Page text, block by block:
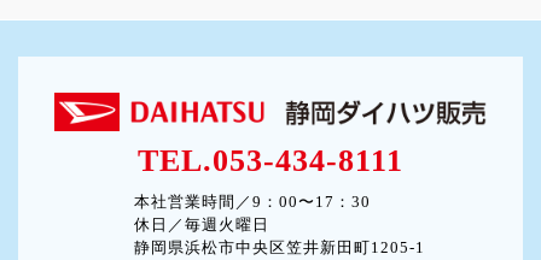
TEL.053-434-8111
本社営業時間／9：00〜17：30
休日／毎週火曜日
静岡県浜松市中央区笠井新田町1205-1